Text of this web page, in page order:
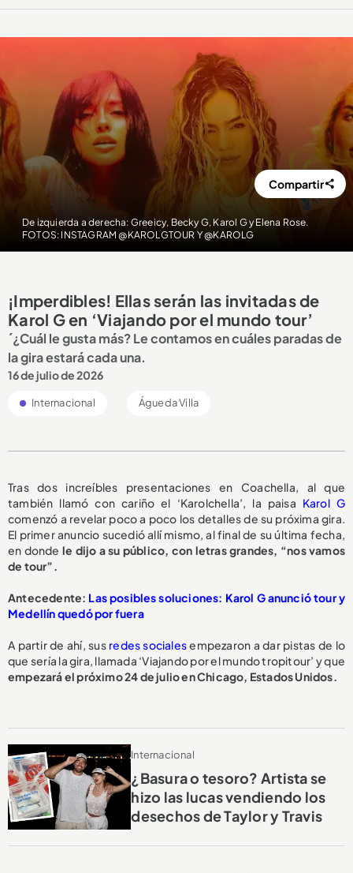
De izquierda a derecha: Greeicy, Becky G, Karol G y Elena Rose.
FOTOS: INSTAGRAM @KAROLGTOUR Y @KAROLG
Compartir
¡Imperdibles! Ellas serán las invitadas de
Karol G en ‘Viajando por el mundo tour’
´¿Cuál le gusta más? Le contamos en cuáles paradas de
la gira estará cada una.
16 de julio de 2026
Internacional Águeda Villa
Tras dos increíbles presentaciones en Coachella, al que
también llamó con cariño el ‘Karolchella’, la paisa Karol G
comenzó a revelar poco a poco los detalles de su próxima gira.
El primer anuncio sucedió allí mismo, al final de su última fecha,
en donde le dijo a su público, con letras grandes, “nos vamos
de tour”.
Antecedente: Las posibles soluciones: Karol G anunció tour y
Medellín quedó por fuera
A partir de ahí, sus redes socialesempezaron a dar pistas de lo
que sería la gira, llamada ‘Viajando por el mundo tropitour’ y que
empezará el próximo 24 de julio en Chicago, Estados Unidos.
Internacional
¿Basura o tesoro? Artista se
hizo las lucas vendiendo los
desechos de Taylor y Travis